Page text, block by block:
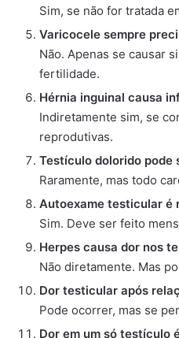
Sim, se não for tratada
Varicocele sempre
Não. Apenas se causar
fertilidade.
Hérnia inguinal causa
Indiretamente sim, se
reprodutivas.
Testículo dolorido pode
Raramente, mas todo
Autoexame testicular é
Sim. Deve ser feito
Herpes causa dor nos
Não diretamente. Mas
Dor testicular após
Pode ocorrer, mas se
Dor em um só testículo